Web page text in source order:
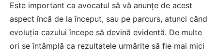
Este important ca avocatul să vă anunțe de acest
aspect încă de la început, sau pe parcurs, atunci când
evoluția cazului începe să devină evidentă. De multe
ori se întâmplă ca rezultatele urmărite să fie mai mici